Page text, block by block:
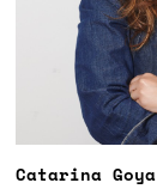
Catarina Goya